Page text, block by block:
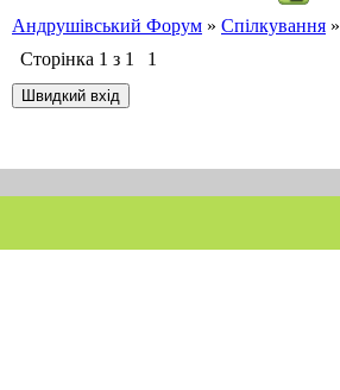
Андрушівський Форум » Спілкування »
Сторінка 1 з 1 1